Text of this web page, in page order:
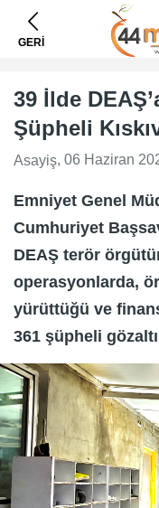
GERİ
39 İlde
Şüpheli
Asayiş, 06 Haziran
Emniyet Genel
Cumhuriyet
DEAŞ terör
operasyonlarda,
yürüttüğü ve
361 şüpheli